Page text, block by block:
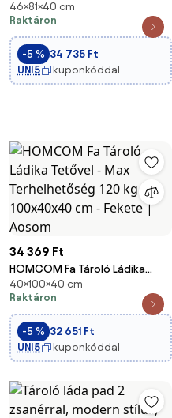
Szék Hálószobához Biztonsági
Zsanérral Előszobába és
Nappaliba 81x40x46 cm |
Aosom
46×81×40 cm
Raktáron
-5 % 34 735 Ft
UNI5
kuponkóddal
34 369 Ft
HOMCOM Fa Tároló Ládika
Tetővel - Max Terhelhetőség
120 kg - 100x40x40 cm - Fekete
| Aosom
40×100×40 cm
Raktáron
-5 % 32 651 Ft
UNI5
kuponkóddal